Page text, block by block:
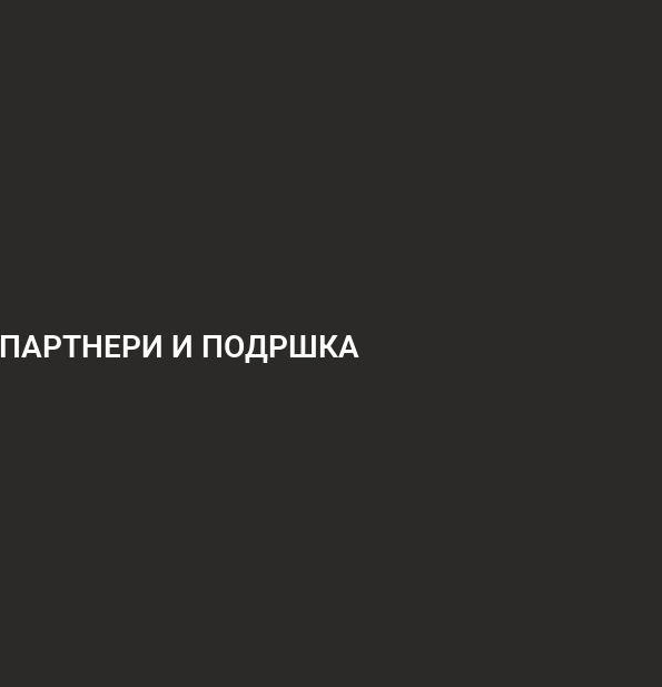
ПАРТНЕРИ И ПОДРШКА